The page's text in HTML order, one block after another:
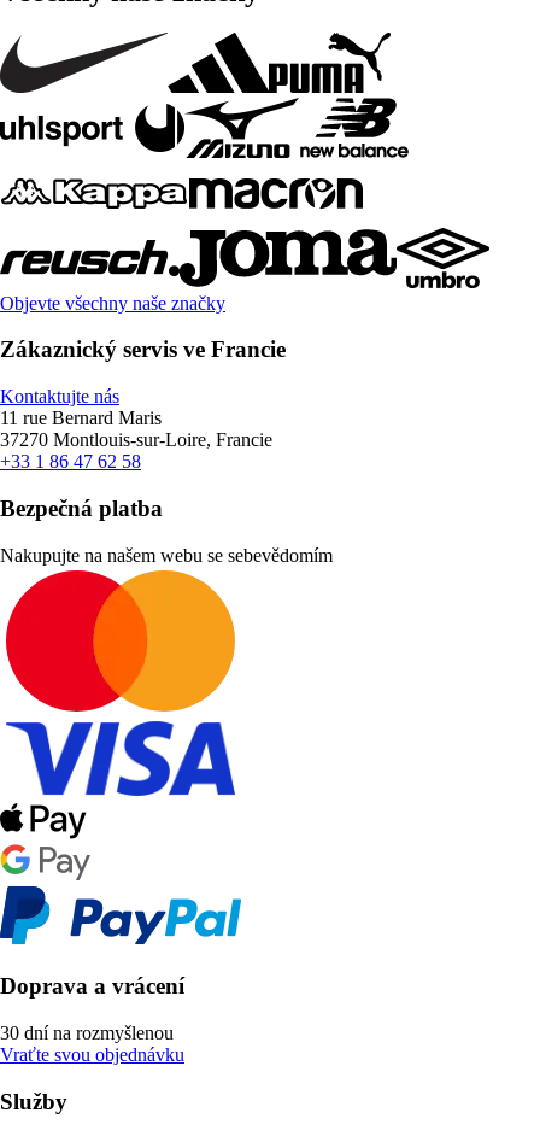
Objevte všechny naše značky
Zákaznický servis ve Francie
Kontaktujte nás
11 rue Bernard Maris
37270 Montlouis-sur-Loire, Francie
+33 1 86 47 62 58
Bezpečná platba
Nakupujte na našem webu se sebevědomím
Doprava a vrácení
30 dní na rozmyšlenou
Vraťte svou objednávku
Služby